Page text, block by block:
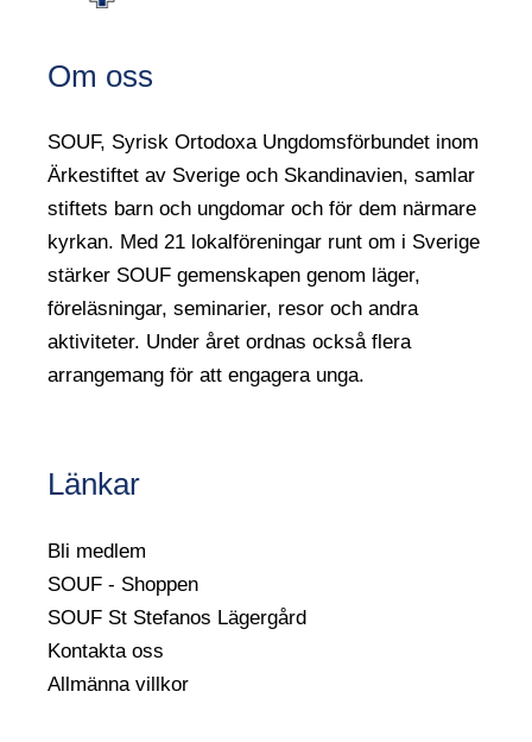
Om oss
SOUF, Syrisk Ortodoxa Ungdomsförbundet inom
Ärkestiftet av Sverige och Skandinavien, samlar
stiftets barn och ungdomar och för dem närmare
kyrkan. Med 21 lokalföreningar runt om i Sverige
stärker SOUF gemenskapen genom läger,
föreläsningar, seminarier, resor och andra
aktiviteter. Under året ordnas också flera
arrangemang för att engagera unga.
Länkar
Bli medlem
SOUF - Shoppen
SOUF St Stefanos Lägergård
Kontakta oss
Allmänna villkor